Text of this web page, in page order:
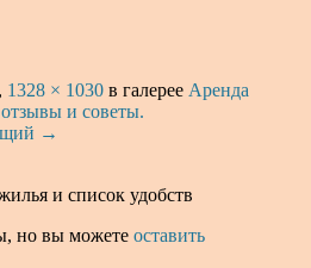
, 1328 × 1030 в галерее Аренда
и советы.
→
и список удобств
но вы можете оставить